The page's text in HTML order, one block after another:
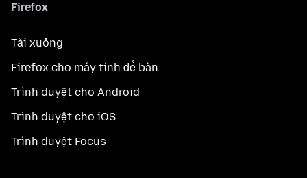
Firefox
Tải xuống
Firefox cho máy tính để bàn
Trình duyệt cho Android
Trình duyệt cho iOS
Trình duyệt Focus